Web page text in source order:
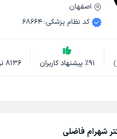
اصفهان
کد نظام پزشکی:
68664
٪91 پیشنهاد کاربران 8136
شهرام فاضلی